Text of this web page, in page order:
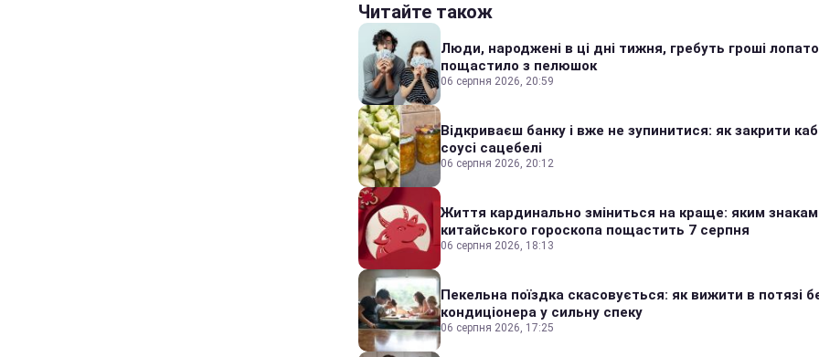
Читайте також
Люди, народжені в ці дні тижня, гребуть гроші
пощастило з пелюшок
06 серпня 2026, 20:59
Відкриваєш банку і вже не зупинитися: як закрити
соусі сацебелі
06 серпня 2026, 20:12
Життя кардинально зміниться на краще: яким знакам
китайського гороскопа пощастить 7 серпня
06 серпня 2026, 18:13
Пекельна поїздка скасовується: як вижити в потязі
кондиціонера у сильну спеку
06 серпня 2026, 17:25